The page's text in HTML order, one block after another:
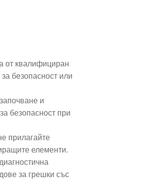
от квалифициран
безопасност или
и
безопасност при
прилагайте
елементи.
за грешки със